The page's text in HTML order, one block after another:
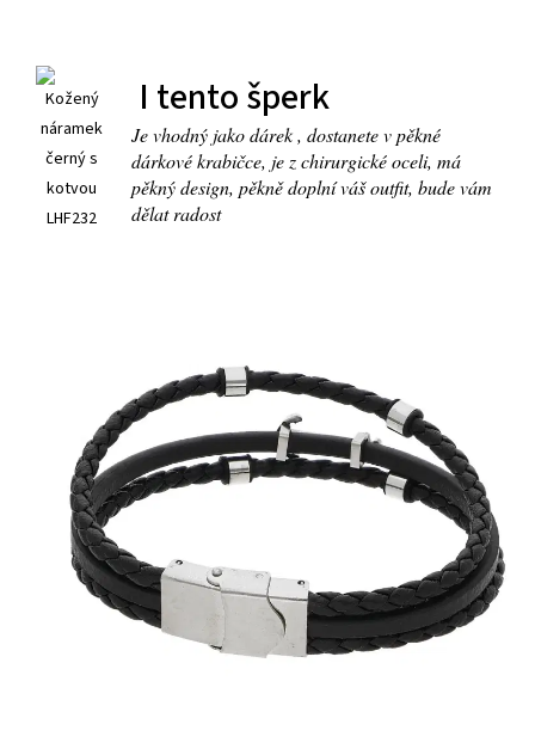
I tento šperk
Je vhodný jako dárek , dostanete v pěkné
dárkové krabičce, je z chirurgické oceli, má
pěkný design, pěkně doplní váš outfit, bude vám
dělat radost